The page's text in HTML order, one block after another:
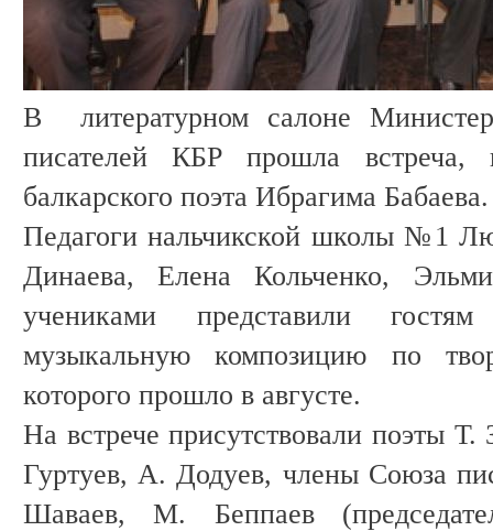
В литературном салоне
писателей КБР прошла встреча,
балкарского поэта Ибрагима Бабаева.
Педагоги нальчикской школы №1
Динаева, Елена Кольченко,
учениками представили гостям
музыкальную композицию по
которого прошло в августе.
На встрече присутствовали поэты
Гуртуев, А. Додуев, члены Союза
Шаваев, М. Беппаев